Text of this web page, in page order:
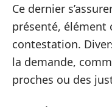
Ce dernier
présenté, élément
contestation.
la demande,
proches ou des